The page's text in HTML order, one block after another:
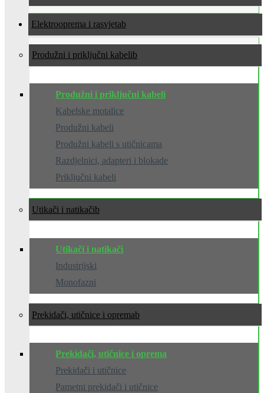
Elektrooprema i rasvjeta
Produžni i priključni kabeli
Produžni i priključni kabeli
Kabelske motalice
Produžni kabeli
Produžni kabeli s utičnicama
Razdjelnici, adapteri i blokade
Priključni kabeli
Utikači i natikači
Utikači i natikači
Industrijski
Monofazni
Prekidači, utičnice i oprema
Prekidači, utičnice i oprema
Prekidači i utičnice
Pametni prekidači i utičnice